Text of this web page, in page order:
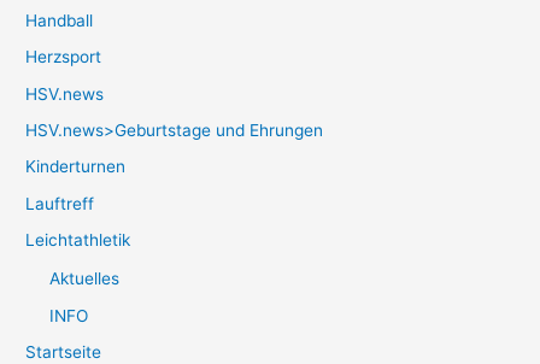
Handball
Herzsport
HSV.news
HSV.news>Geburtstage und Ehrungen
Kinderturnen
Lauftreff
Leichtathletik
Aktuelles
INFO
Startseite